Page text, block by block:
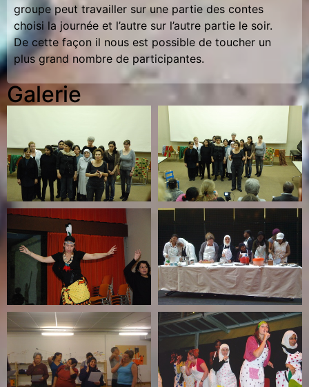
groupe peut travailler sur une partie des contes
choisi la journée et l’autre sur l’autre partie le soir.
De cette façon il nous est possible de toucher un
plus grand nombre de participantes.
Galerie